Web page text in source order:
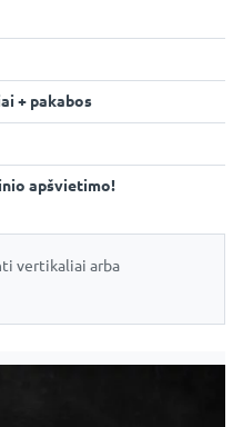
+ pakabos
apšvietimo!
vertikaliai arba